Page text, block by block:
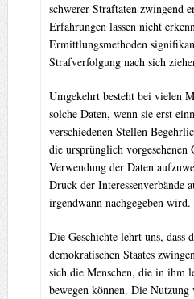
schwerer Straftaten zwingend
Erfahrungen lassen nicht
Ermittlungsmethoden
Strafverfolgung nach sich
Umgekehrt besteht bei vielen
solche Daten, wenn sie erst
verschiedenen Stellen
die ursprünglich vorgesehenen
Verwendung der Daten
Druck der Interessenverbände
irgendwann nachgegeben wird.
Die Geschichte lehrt uns, dass
demokratischen Staates
sich die Menschen, die in ihm
bewegen können. Die